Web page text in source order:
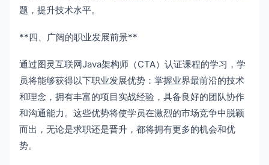
题，提升技术水平。
**四、广阔的职业发展前景**
通过图灵互联网Java架构师（CTA）认证课程的学习，学
员将能够获得以下职业发展优势：掌握业界最前沿的技术
和理念，拥有丰富的项目实战经验，具备良好的团队协作
和沟通能力。这些优势将使学员在激烈的市场竞争中脱颖
而出，无论是求职还是晋升，都将拥有更多的机会和优
势。